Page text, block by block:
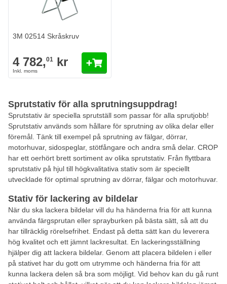
3M 02514 Skråskruv
4 782,01 kr
Sprutstativ för alla sprutningsuppdrag!
Sprutstativ är speciella sprutställ som passar för alla sprutjobb!
Sprutstativ används som hållare för sprutning av olika delar eller
föremål. Tänk till exempel på sprutning av fälgar, dörrar,
motorhuvar, sidospeglar, stötfångare och andra små delar. CROP
har ett oerhört brett sortiment av olika sprutstativ. Från flyttbara
sprutstativ på hjul till högkvalitativa stativ som är speciellt
utvecklade för optimal sprutning av dörrar, fälgar och motorhuvar.
Stativ för lackering av bildelar
När du ska lackera bildelar vill du ha händerna fria för att kunna
använda färgsprutan eller sprayburken på bästa sätt, så att du
har tillräcklig rörelsefrihet. Endast på detta sätt kan du leverera
hög kvalitet och ett jämnt lackresultat. En lackeringsställning
hjälper dig att lackera bildelar. Genom att placera bildelen i eller
på stativet har du gott om utrymme och händerna fria för att
kunna lackera delen så bra som möjligt. Vid behov kan du gå runt